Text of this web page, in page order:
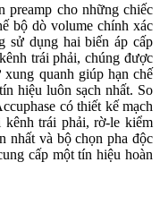
preamp cho những chiếc
bộ dò volume chính xác
sử dụng hai biến áp cấp
trái phải, chúng được
quanh giúp hạn chế
hiệu luôn sạch nhất. So
có thiết kế mạch
kênh trái phải, rờ-le kiểm
nhất và bộ chọn pha độc
cấp một tín hiệu hoàn